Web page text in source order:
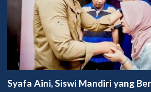
Syafa Aini, Siswi Mandiri yang